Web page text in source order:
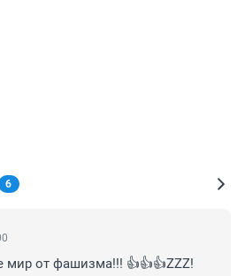
6
мир от фашизма!!! 👍👍👍ZZZ!